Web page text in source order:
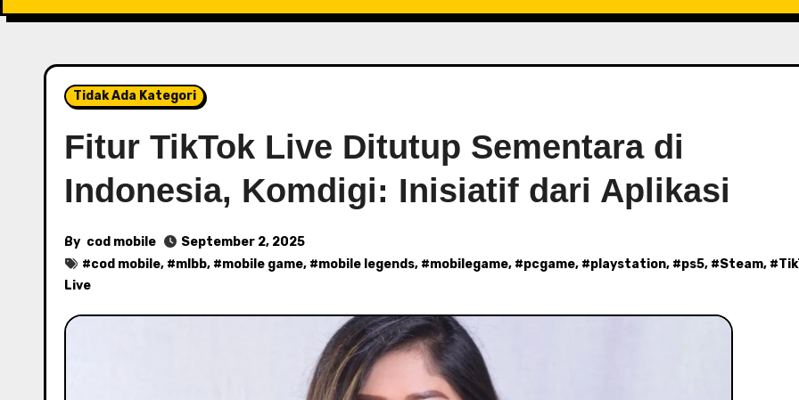
Tidak Ada Kategori
Fitur TikTok Live Ditutup Sementara di
Indonesia, Komdigi: Inisiatif dari Aplikasi
By cod mobile
September 2, 2025
#cod mobile, #mlbb, #mobile game, #mobile legends, #mobilegame, #pcgame, #playstation, #ps5, #Steam, #
Live